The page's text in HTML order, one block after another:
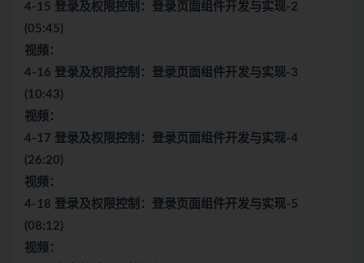
4-15 登录及权限控制：登录页面组件开发与实现-2
(05:45)
视频：
4-16 登录及权限控制：登录页面组件开发与实现-3
(10:43)
视频：
4-17 登录及权限控制：登录页面组件开发与实现-4
(26:20)
视频：
4-18 登录及权限控制：登录页面组件开发与实现-5
(08:12)
视频：